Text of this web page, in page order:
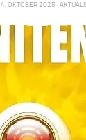
4. OKTOBER 2025 ·